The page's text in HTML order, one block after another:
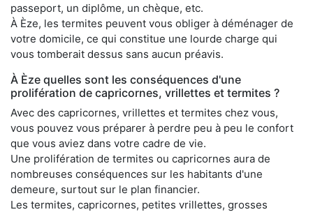
passeport, un diplôme, un chèque, etc.
À Èze, les termites peuvent vous obliger à déménager de
votre domicile, ce qui constitue une lourde charge qui
vous tomberait dessus sans aucun préavis.
À Èze quelles sont les conséquences d'une
prolifération de capricornes, vrillettes et termites ?
Avec des capricornes, vrillettes et termites chez vous,
vous pouvez vous préparer à perdre peu à peu le confort
que vous aviez dans votre cadre de vie.
Une prolifération de termites ou capricornes aura de
nombreuses conséquences sur les habitants d'une
demeure, surtout sur le plan financier.
Les termites, capricornes, petites vrillettes, grosses